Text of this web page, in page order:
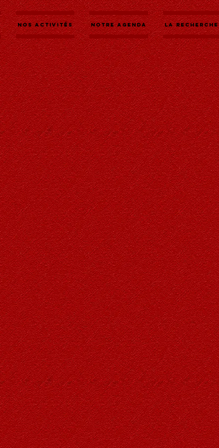
Nos activités Notre agenda La recherche